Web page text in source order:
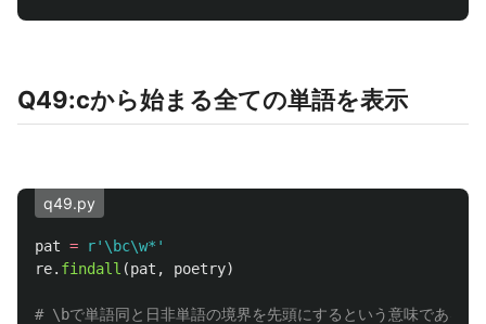
Q49:cから始まる全ての単語を表示
q49.py
pat = r' \bc\w* '
re. findall (pat , poetry)
# \bで単語同と日非単語の境界を先頭にするという意味である。